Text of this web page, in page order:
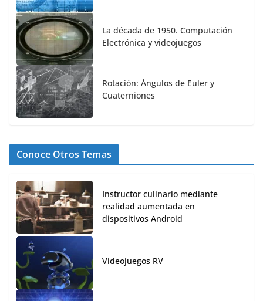
La década de 1950. Computación
Electrónica y videojuegos
Rotación: Ángulos de Euler y
Cuaterniones
Conoce Otros Temas
Instructor culinario mediante
realidad aumentada en
dispositivos Android
Videojuegos RV